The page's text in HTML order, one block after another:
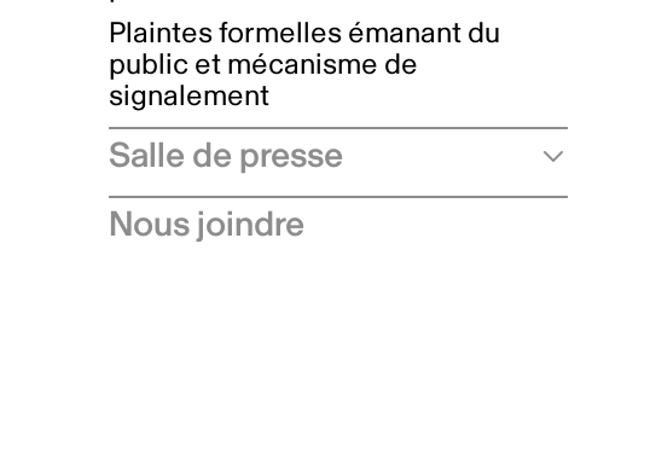
Plaintes formelles émanant du
public et mécanisme de
signalement
Salle de presse
Communiqués de presse
Nous joindre